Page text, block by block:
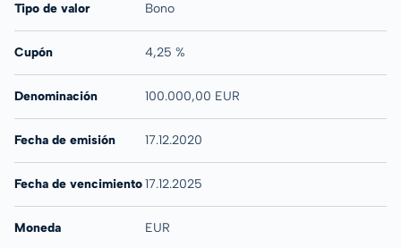
Tipo de valor Bono
Cupón 4,25 %
Denominación 100.000,00 EUR
Fecha de emisión 17.12.2020
Fecha de vencimiento17.12.2025
Moneda EUR